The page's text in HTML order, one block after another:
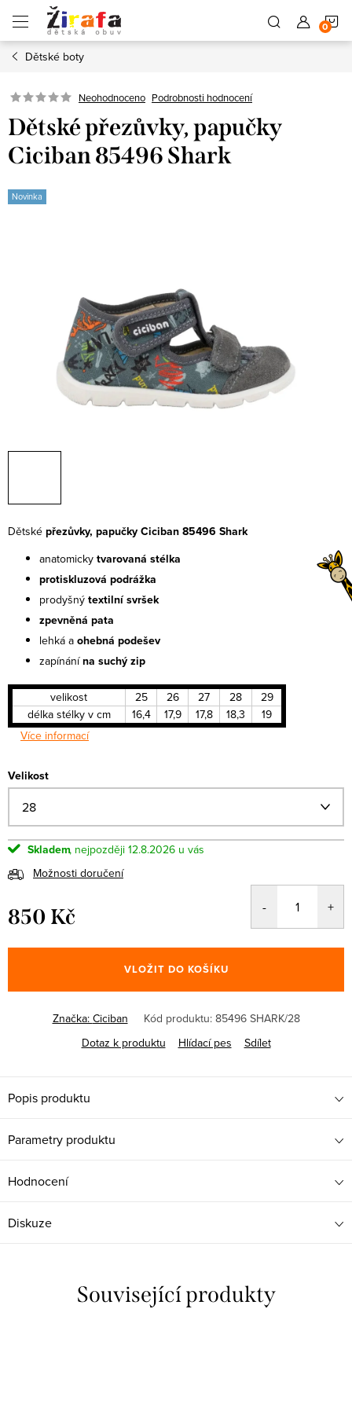
obsah
Dětské boty
Neohodnoceno Podrobnosti hodnocení
Dětské přezůvky, papučky
Ciciban 85496 Shark
Novinka
Dětské přezůvky, papučky Ciciban 85496 Shark
anatomicky tvarovaná stélka
protiskluzová podrážka
prodyšný textilnísvršek
zpevněná pata
lehká a ohebná podešev
zapínánína suchý zip
velikost 25 26 27 28
29
délka stélky v cm
16,4 17,9 17,8 18,3
19
Více informací
Velikost
Skladem
12.8.2026
Možnosti doručení
850 Kč
cena:
VLOŽIT DO KOŠÍKU
Značka: Ciciban Kód produktu: 85496 SHARK/28
Dotaz k produktu
Hlídací pes Sdílet
Popis produktu
Parametry produktu
Hodnocení
Diskuze
Související produkty